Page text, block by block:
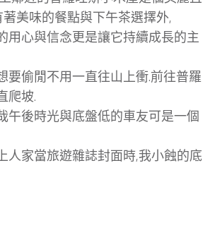
美味的餐點與下午茶選擇外,
用心與信念更是讓它持續成長的主
要偷閒不用一直往山上衝.前往普羅
爬坡.
午後時光與底盤低的車友可是一個
人家當旅遊雜誌封面時,我小蝕的底